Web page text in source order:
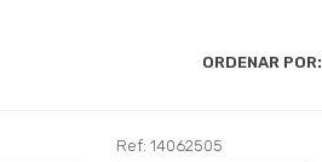
ORDENAR POR:
Ref: 14062505